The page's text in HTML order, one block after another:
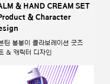
& HAND CREAM SET
& Character
틴 봉봉이 콜라보레이션 굿즈
& 캐릭터 디자인